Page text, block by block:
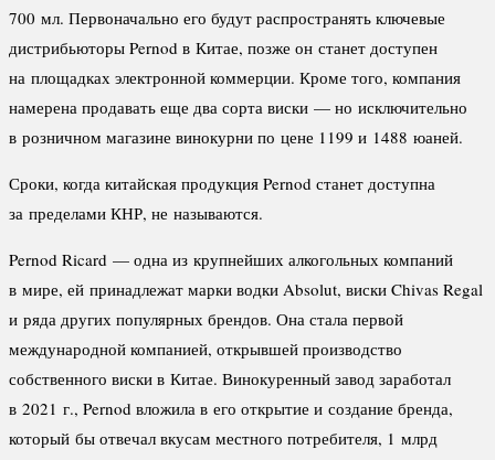
700 мл. Первоначально его будут распространять ключевые
дистрибьюторы Pernod в Китае, позже он станет доступен
на площадках электронной коммерции. Кроме того, компания
намерена продавать еще два сорта виски — но исключительно
в розничном магазине винокурни по цене 1199 и 1488 юаней.
Сроки, когда китайская продукция Pernod станет доступна
за пределами КНР, не называются.
Pernod Ricard — одна из крупнейших алкогольных компаний
в мире, ей принадлежат марки водки Absolut, виски Chivas Regal
и ряда других популярных брендов. Она стала первой
международной компанией, открывшей производство
собственного виски в Китае. Винокуренный завод заработал
в 2021 г., Pernod вложила в его открытие и создание бренда,
который бы отвечал вкусам местного потребителя, 1 млрд